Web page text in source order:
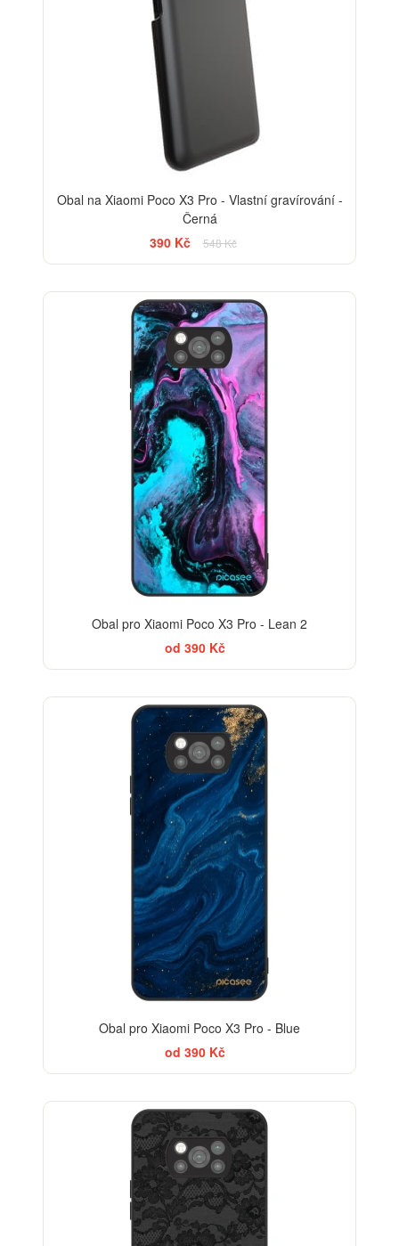
Obal na Xiaomi Poco X3 Pro - Vlastní gravírování -
Černá
390 Kč
548 Kč
Obal pro Xiaomi Poco X3 Pro - Lean 2
od 390 Kč
Obal pro Xiaomi Poco X3 Pro - Blue
od 390 Kč